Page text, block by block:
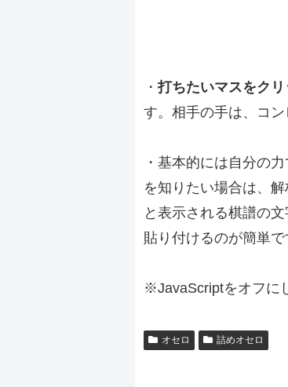
・打ちたいマスをク
す。相手の手は、コン
・基本的には自分の
を知りたい場合は、
と表示される棋譜の文
貼り付けるのが簡単で
※JavaScriptをオフに
オセロ 詰めオセロ